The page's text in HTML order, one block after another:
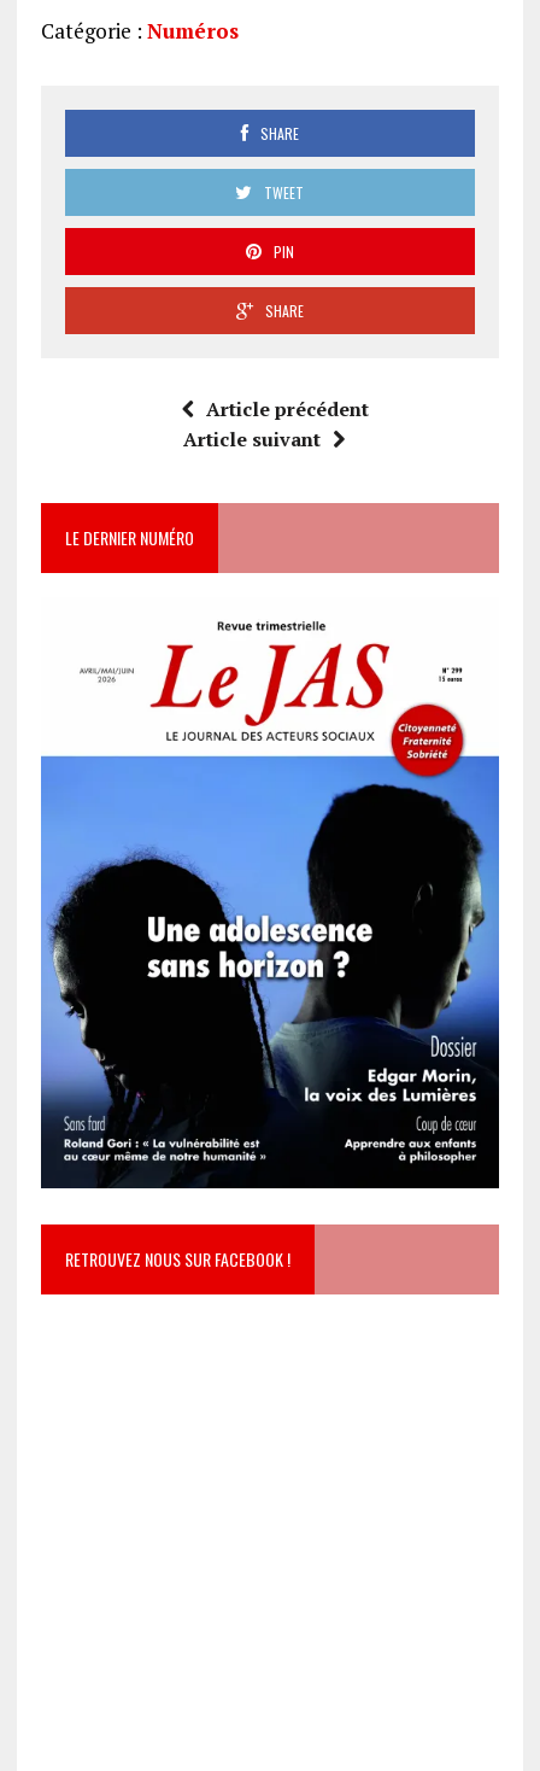
297
Catégorie : Numéros
SHARE
TWEET
PIN
SHARE
Article précédent
Article suivant
LE DERNIER NUMÉRO
RETROUVEZ NOUS SUR FACEBOOK !